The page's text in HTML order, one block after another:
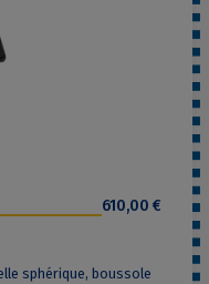
610,00 €
sphérique, boussole